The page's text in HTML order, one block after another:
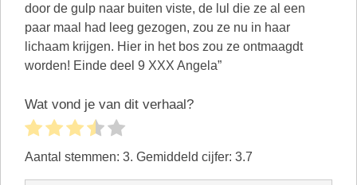
door de gulp naar buiten viste, de lul die ze al een
paar maal had leeg gezogen, zou ze nu in haar
lichaam krijgen. Hier in het bos zou ze ontmaagdt
worden! Einde deel 9 XXX Angela”
Wat vond je van dit verhaal?
Aantal stemmen: 3. Gemiddeld cijfer: 3.7